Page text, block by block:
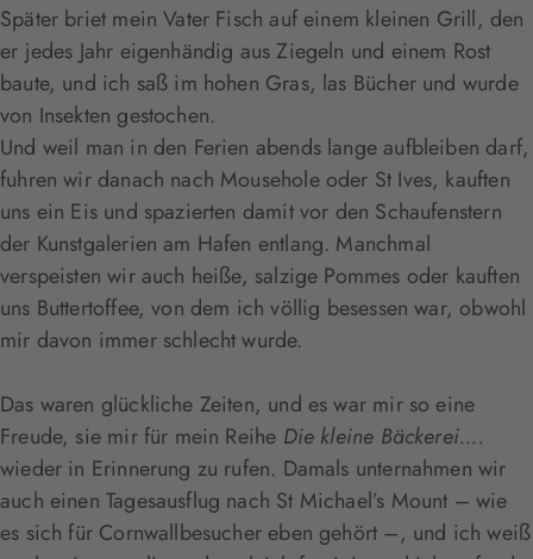
Später briet mein Vater Fisch auf einem kleinen Grill, den
er jedes Jahr eigenhändig aus Ziegeln und einem Rost
baute, und ich saß im hohen Gras, las Bücher und wurde
von Insekten gestochen.
Und weil man in den Ferien abends lange aufbleiben darf,
fuhren wir danach nach Mousehole oder St Ives, kauften
uns ein Eis und spazierten damit vor den Schaufenstern
der Kunstgalerien am Hafen entlang. Manchmal
verspeisten wir auch heiße, salzige Pommes oder kauften
uns Buttertoffee, von dem ich völlig besessen war, obwohl
mir davon immer schlecht wurde.
Das waren glückliche Zeiten, und es war mir so eine
Freude, sie mir für mein Reihe Die kleine Bäckerei....
wieder in Erinnerung zu rufen. Damals unternahmen wir
auch einen Tagesausflug nach St Michael’s Mount – wie
es sich für Cornwallbesucher eben gehört –, und ich weiß